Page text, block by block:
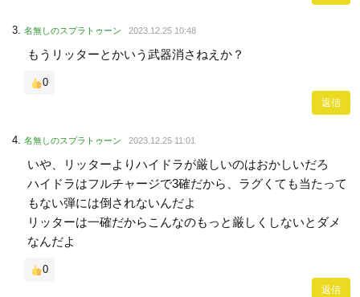
名無しのスプラトゥーン 2023.12.25 10:48
もうリッターとかいう武器消さねえか？
0
返信
名無しのスプラトゥーン 2023.12.25 11:01
いや、リッターよりハイドラが厳しいのはおかしいだろ
ハイドラはフルチャージで3確だから、ラグくても当たって
もない弾には倒されないんだよ
リッターは一確だからこんなのもっと厳しくしないとダメ
なんだよ
0
返信